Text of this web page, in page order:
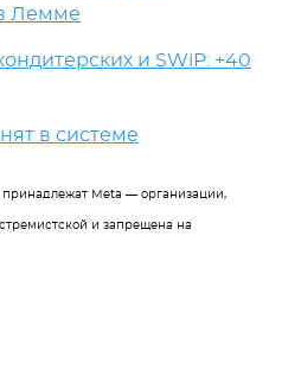
Лемме
и SWiP: +40
в системе
принадлежат Meta — организации,
и запрещена на